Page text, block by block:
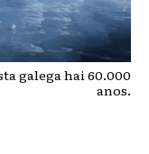
galega hai 60.000
anos.